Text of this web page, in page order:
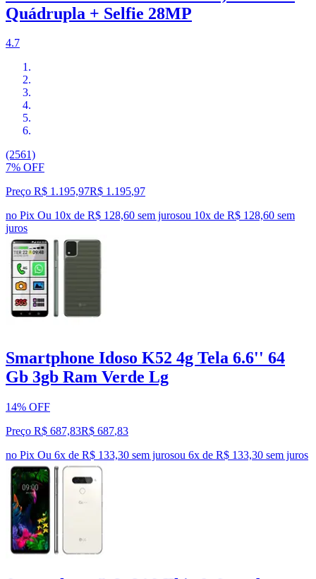
Quádrupla + Selfie 28MP
4.7
(2561)
7% OFF
Preço R$ 1.195,97R$ 1.195,97
no Pix Ou 10x de R$ 128,60 sem jurosou 10x de R$ 128,60 sem
juros
Smartphone Idoso K52 4g Tela 6.6'' 64
Gb 3gb Ram Verde Lg
14% OFF
Preço R$ 687,83R$ 687,83
no Pix Ou 6x de R$ 133,30 sem jurosou 6x de R$ 133,30 sem juros